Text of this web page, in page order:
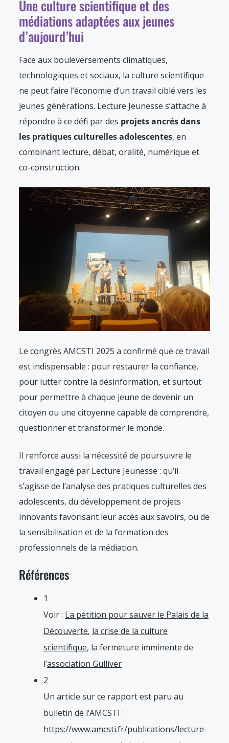
Une culture scientifique et des
médiations adaptées aux jeunes
d’aujourd’hui
Face aux bouleversements climatiques,
technologiques et sociaux, la culture scientifique
ne peut faire l’économie d’un travail ciblé vers les
jeunes générations. Lecture Jeunesse s’attache à
répondre à ce défi par des projets ancrés dans
les pratiques culturelles adolescentes, en
combinant lecture, débat, oralité, numérique et
co-construction.
Le congrès AMCSTI 2025 a confirmé que ce travail
est indispensable : pour restaurer la confiance,
pour lutter contre la désinformation, et surtout
pour permettre à chaque jeune de devenir un
citoyen ou une citoyenne capable de comprendre,
questionner et transformer le monde.
Il renforce aussi la nécessité de poursuivre le
travail engagé par Lecture Jeunesse : qu’il
s’agisse de l’analyse des pratiques culturelles des
adolescents, du développement de projets
innovants favorisant leur accès aux savoirs, ou de
la sensibilisation et de la formation des
professionnels de la médiation.
Références
1
Voir : La pétition pour sauver le Palais de la
Découverte, la crise de la culture
scientifique, la fermeture imminente de
l’association Gulliver
2
Un article sur ce rapport est paru au
bulletin de l’AMCSTI :
https://www.amcsti.fr/publications/lecture-